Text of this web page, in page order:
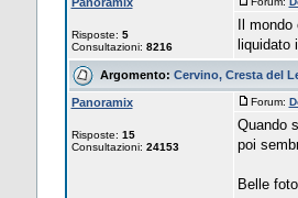
Risposte: 5
Consultazioni: 8216
Il
liquidato
Argomento: Cervino, Cresta del
Panoramix
Risposte: 15
Consultazioni: 24153
Forum:
Quando
poi
Belle